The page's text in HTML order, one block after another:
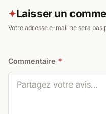
✦Laisser un
Votre adresse e-mail ne sera pas
Commentaire *